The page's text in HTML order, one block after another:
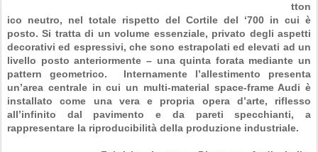
tton
ico neutro, nel totale rispetto del Cortile del ‘700 in cui è
posto. Si tratta di un volume essenziale, privato degli aspetti
decorativi ed espressivi, che sono estrapolati ed elevati ad un
livello posto anteriormente – una quinta forata mediante un
pattern geometrico.
Internamente l’allestimento presenta
un’area centrale in cui un multi-material space-frame Audi è
installato come una vera e propria opera d’arte, riflesso
all’infinito dal pavimento e da pareti specchianti, a
rappresentare la riproducibilità della produzione industriale.